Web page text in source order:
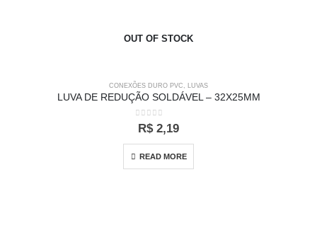
OUT OF STOCK
CONEXÕES DURO PVC , LUVAS
LUVA DE REDUÇÃO SOLDÁVEL – 32X25MM
0out of 5
R$2,19
READ MORE